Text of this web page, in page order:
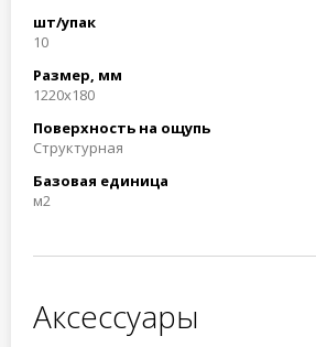
шт/упак
10
Размер, мм
1220x180
Поверхность на ощупь
Структурная
Базовая единица
м2
Аксессуары